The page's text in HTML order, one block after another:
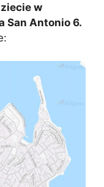
w
San Antonio 6.